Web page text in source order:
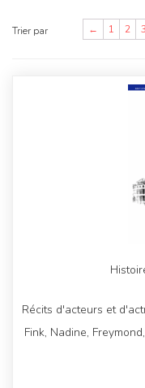
Trier par
Récits d'acteurs et
Fink, Nadine,
← 1 2 3